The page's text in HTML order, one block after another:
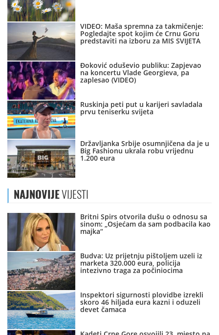
VIDEO: Maša spremna za takmičenje:
Pogledajte spot kojim će Crnu Goru
predstaviti na izboru za MIS SVIJETA
Đoković oduševio publiku: Zapjevao
na koncertu Vlade Georgieva, pa
zaplesao (VIDEO)
Ruskinja peti put u karijeri savladala
prvu teniserku svijeta
Državljanka Srbije osumnjičena da je u
Big Fashionu ukrala robu vrijednu
1.200 eura
NAJNOVIJEVIJESTI
Britni Spirs otvorila dušu o odnosu sa
sinom: „Osjećam da sam podbacila kao
majka“
Budva: Uz prijetnju pištoljem uzeli iz
marketa 320.000 eura, policija
intezivno traga za počiniocima
Inspektori sigurnosti plovidbe izrekli
skoro 46 hiljada eura kazni i oduzeli
devet čamaca